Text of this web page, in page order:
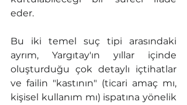
eder.
Bu iki temel suç tipi arasındaki
ayrım, Yargıtay'ın yıllar içinde
oluşturduğu çok detaylı içtihatlar
ve failin "kastının" (ticari amaç mı,
kişisel kullanım mı) ispatına yönelik